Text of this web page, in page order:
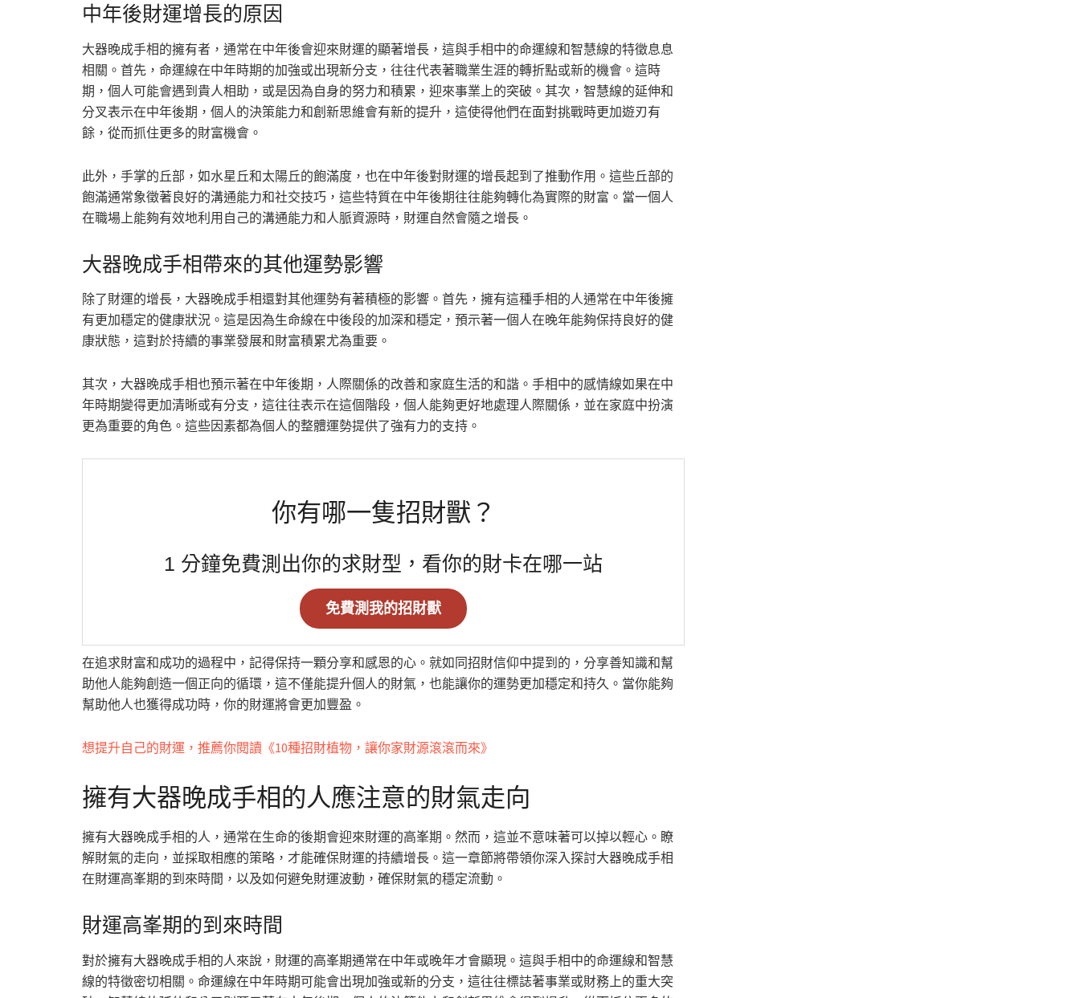
中年後財運增長的原因
大器晚成手相的擁有者，通常在中年後會迎來財運的顯著增長，這與手相中的命運線和智慧線的特徵息息
相關。首先，命運線在中年時期的加強或出現新分支，往往代表著職業生涯的轉折點或新的機會。這時
期，個人可能會遇到貴人相助，或是因為自身的努力和積累，迎來事業上的突破。其次，智慧線的延伸和
分叉表示在中年後期，個人的決策能力和創新思維會有新的提升，這使得他們在面對挑戰時更加遊刃有
餘，從而抓住更多的財富機會。
此外，手掌的丘部，如水星丘和太陽丘的飽滿度，也在中年後對財運的增長起到了推動作用。這些丘部的
飽滿通常象徵著良好的溝通能力和社交技巧，這些特質在中年後期往往能夠轉化為實際的財富。當一個人
在職場上能夠有效地利用自己的溝通能力和人脈資源時，財運自然會隨之增長。
大器晚成手相帶來的其他運勢影響
除了財運的增長，大器晚成手相還對其他運勢有著積極的影響。首先，擁有這種手相的人通常在中年後擁
有更加穩定的健康狀況。這是因為生命線在中後段的加深和穩定，預示著一個人在晚年能夠保持良好的健
康狀態，這對於持續的事業發展和財富積累尤為重要。
其次，大器晚成手相也預示著在中年後期，人際關係的改善和家庭生活的和諧。手相中的感情線如果在中
年時期變得更加清晰或有分支，這往往表示在這個階段，個人能夠更好地處理人際關係，並在家庭中扮演
更為重要的角色。這些因素都為個人的整體運勢提供了強有力的支持。
你有哪一隻招財獸？
1 分鐘免費測出你的求財型，看你的財卡在哪一站
免費測我的招財獸
在追求財富和成功的過程中，記得保持一顆分享和感恩的心。就如同招財信仰中提到的，分享善知識和幫
助他人能夠創造一個正向的循環，這不僅能提升個人的財氣，也能讓你的運勢更加穩定和持久。當你能夠
幫助他人也獲得成功時，你的財運將會更加豐盈。
想提升自己的財運，推薦你閱讀《10種招財植物，讓你家財源滾滾而來》
擁有大器晚成手相的人應注意的財氣走向
擁有大器晚成手相的人，通常在生命的後期會迎來財運的高峯期。然而，這並不意味著可以掉以輕心。瞭
解財氣的走向，並採取相應的策略，才能確保財運的持續增長。這一章節將帶領你深入探討大器晚成手相
在財運高峯期的到來時間，以及如何避免財運波動，確保財氣的穩定流動。
財運高峯期的到來時間
對於擁有大器晚成手相的人來說，財運的高峯期通常在中年或晚年才會顯現。這與手相中的命運線和智慧
線的特徵密切相關。命運線在中年時期可能會出現加強或新的分支，這往往標誌著事業或財務上的重大突